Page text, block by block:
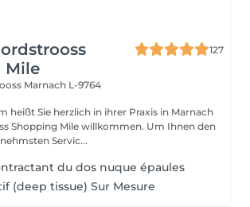
Mile
127
Marnach L-9764
heißt Sie herzlich in ihrer Praxis in Marnach
Shopping Mile willkommen. Um Ihnen den
Servic...
du dos nuque épaules
(deep tissue) Sur Mesure